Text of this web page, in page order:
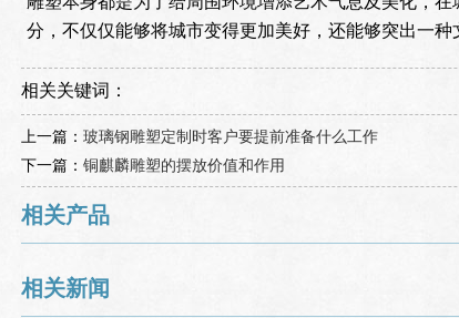
分，不仅仅能够将城市变得更加美好，还能够突出一
相关关键词：
上一篇： 玻璃钢雕塑定制时客户要提前准备什么工作
下一篇： 铜麒麟雕塑的摆放价值和作用
相关产品
相关新闻